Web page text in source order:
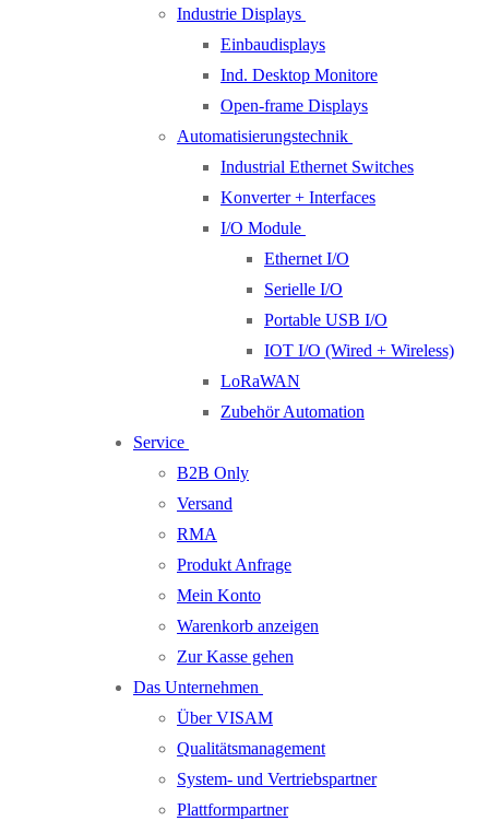
Industrie Displays
Einbaudisplays
Ind. Desktop Monitore
Open-frame Displays
Automatisierungstechnik
Industrial Ethernet Switches
Konverter + Interfaces
I/O Module
Ethernet I/O
Serielle I/O
Portable USB I/O
IOT I/O (Wired + Wireless)
LoRaWAN
Zubehör Automation
Service
B2B Only
Versand
RMA
Produkt Anfrage
Mein Konto
Warenkorb anzeigen
Zur Kasse gehen
Das Unternehmen
Über VISAM
Qualitätsmanagement
System- und Vertriebspartner
Plattformpartner